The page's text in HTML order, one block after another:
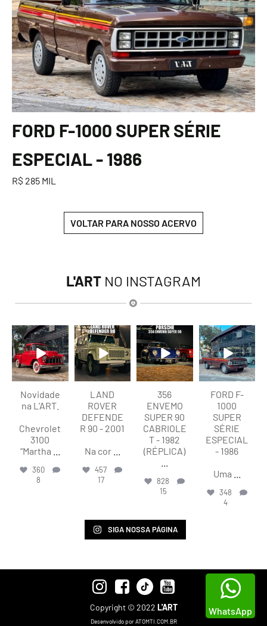
FORD F-1000 SUPER SÉRIE
ESPECIAL - 1986
R$ 285 MIL
VOLTAR PARA NOSSO ACERVO
L'ART NO INSTAGRAM
lart.br
Ago 8
Novidade
na L’ART.
Chevrolet
3100
“Martha
360
8
lart.br
Ago 8
LAND
ROVER
DEFENDE
R 90 - 2001
Na cor
457
17
lart.br
Ago 8
356
ENVEMO
SUPER 90
CABRIOLE
T - 1982
(RÉPLICA)
828
15
lart.br
Ago 7
FORD F-
1000
SUPER
SÉRIE
ESPECIAL
- 1986
Uma
348
4
SIGA NOSSA PÁGINA
Copyright © 2022 L'ART
Desenvolvido por ATOMTI.COM.BR
WhatsApp